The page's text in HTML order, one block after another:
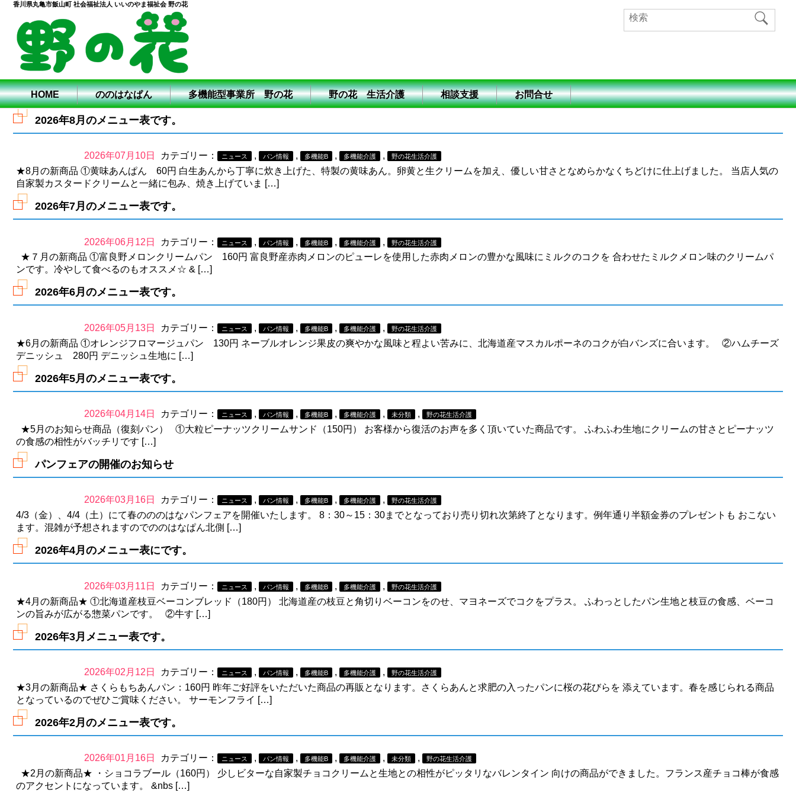
香川県丸亀市飯山町 社会福祉法人 いいのやま福祉会 野の花
HOME ののはなぱん 多機能型事業所 野の花 野の花 生活介護 相談支援 お問合せ
ニュース
2026年8月のメニュー表です。
2026年07月10日 カテゴリー： ニュース , パン情報 , 多機能B , 多機能介護 , 野の花生活介護
★8月の新商品 ①黄味あんぱん 60円 白生あんから丁寧に炊き上げた、特製の黄味あん。卵黄と生クリームを加え、優しい甘さとなめらかなくちどけに仕上げました。 当店人気の
自家製カスタードクリームと一緒に包み、焼き上げていま […]
2026年7月のメニュー表です。
2026年06月12日 カテゴリー： ニュース , パン情報 , 多機能B , 多機能介護 , 野の花生活介護
★７月の新商品 ①富良野メロンクリームパン 160円 富良野産赤肉メロンのピューレを使用した赤肉メロンの豊かな風味にミルクのコクを 合わせたミルクメロン味のクリームパ
ンです。冷やして食べるのもオススメ☆ & […]
2026年6月のメニュー表です。
2026年05月13日 カテゴリー： ニュース , パン情報 , 多機能B , 多機能介護 , 野の花生活介護
★6月の新商品 ①オレンジフロマージュパン 130円 ネーブルオレンジ果皮の爽やかな風味と程よい苦みに、北海道産マスカルポーネのコクが白バンズに合います。 ②ハムチーズ
デニッシュ 280円 デニッシュ生地に […]
2026年5月のメニュー表です。
2026年04月14日 カテゴリー： ニュース , パン情報 , 多機能B , 多機能介護 , 未分類 , 野の花生活介護
★5月のお知らせ商品（復刻パン） ①大粒ピーナッツクリームサンド（150円） お客様から復活のお声を多く頂いていた商品です。 ふわふわ生地にクリームの甘さとピーナッツ
の食感の相性がバッチリです […]
パンフェアの開催のお知らせ
2026年03月16日 カテゴリー： ニュース , パン情報 , 多機能B , 多機能介護 , 野の花生活介護
4/3（金）、4/4（土）にて春のののはなパンフェアを開催いたします。 8：30～15：30までとなっており売り切れ次第終了となります。例年通り半額金券のプレゼントも おこない
ます。混雑が予想されますのでののはなぱん北側 […]
2026年4月のメニュー表にです。
2026年03月11日 カテゴリー： ニュース , パン情報 , 多機能B , 多機能介護 , 野の花生活介護
★4月の新商品★ ①北海道産枝豆ベーコンブレッド（180円） 北海道産の枝豆と角切りベーコンをのせ、マヨネーズでコクをプラス。 ふわっとしたパン生地と枝豆の食感、ベーコ
ンの旨みが広がる惣菜パンです。 ②牛す […]
2026年3月メニュー表です。
2026年02月12日 カテゴリー： ニュース , パン情報 , 多機能B , 多機能介護 , 野の花生活介護
★3月の新商品★ さくらもちあんパン：160円 昨年ご好評をいただいた商品の再販となります。さくらあんと求肥の入ったパンに桜の花びらを 添えています。春を感じられる商品
となっているのでぜひご賞味ください。 サーモンフライ […]
2026年2月のメニュー表です。
2026年01月16日 カテゴリー： ニュース , パン情報 , 多機能B , 多機能介護 , 未分類 , 野の花生活介護
★2月の新商品★ ・ショコラブール（160円） 少しビターな自家製チョコクリームと生地との相性がピッタリなバレンタイン 向けの商品ができました。フランス産チョコ棒が食感
のアクセントになっています。 &nbs […]